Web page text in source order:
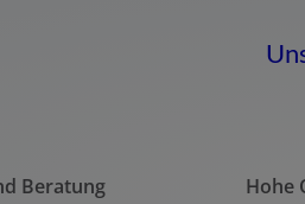
Beratung
Hohe